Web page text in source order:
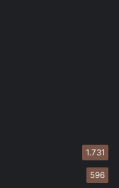
1.731
596